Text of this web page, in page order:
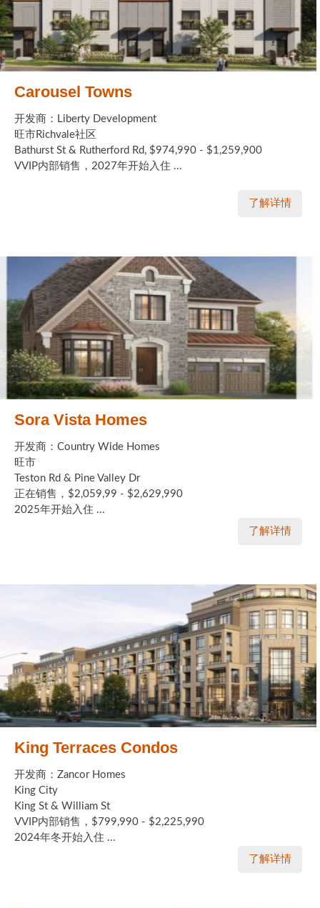
Carousel Towns
开发商：Liberty Development
旺市Richvale社区
Bathurst St & Rutherford Rd, $974,990 - $1,259,900
VVIP内部销售，2027年开始入住 ...
了解详情
Sora Vista Homes
开发商：Country Wide Homes
旺市
Teston Rd & Pine Valley Dr
正在销售，$2,059,99 - $2,629,990
2025年开始入住 ...
了解详情
King Terraces Condos
开发商：Zancor Homes
King City
King St & William St
VVIP内部销售，$799,990 - $2,225,990
2024年冬开始入住 ...
了解详情